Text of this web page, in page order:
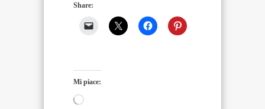
Share:
Mi piace:
Caricamento